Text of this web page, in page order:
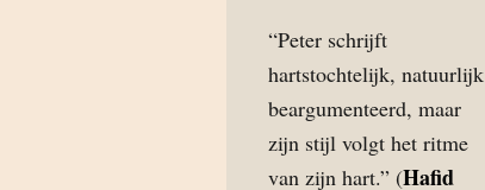
“Peter schrijft
hartstochtelijk, natuurlijk
beargumenteerd, maar
zijn stijl volgt het ritme
van zijn hart.” (Hafid